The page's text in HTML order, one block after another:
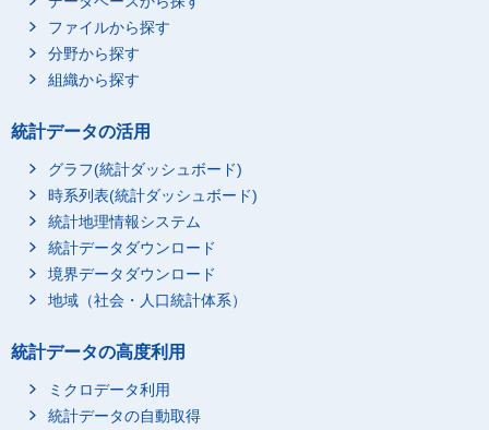
ファイルから探す
分野から探す
組織から探す
統計データの活用
グラフ(統計ダッシュボード)
時系列表(統計ダッシュボード)
統計地理情報システム
統計データダウンロード
境界データダウンロード
地域（社会・人口統計体系）
統計データの高度利用
ミクロデータ利用
統計データの自動取得